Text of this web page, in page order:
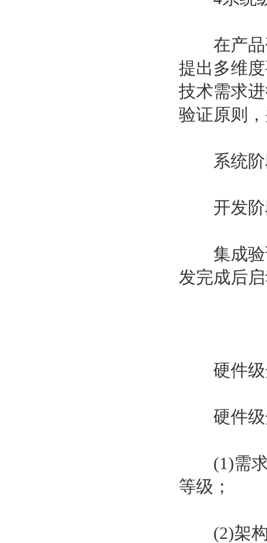
在产品研
提出多维
技术需求
验证原则
系统阶
开发阶段
集成验证
发完成后
硬件级开
硬件级开
(1)需求
等级；
(2)架构